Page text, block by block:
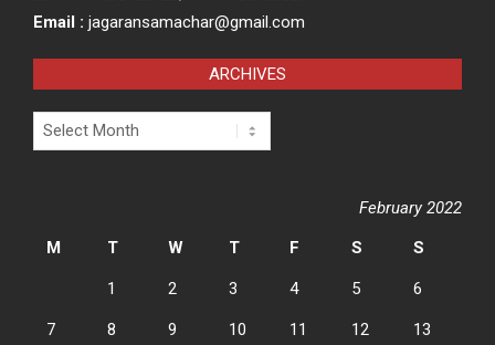
Email : jagaransamachar@gmail.com
ARCHIVES
Archives
February 2022
M
T W T F S S
1 2 3 4 5 6
7 8 9 10 11 12 13